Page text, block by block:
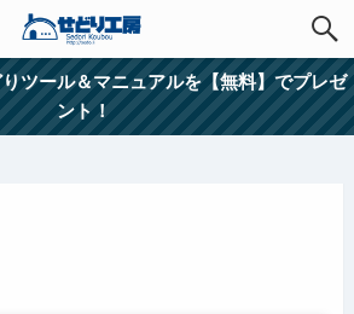
ツール＆マニュアルを【無料】でプレゼ
ント！